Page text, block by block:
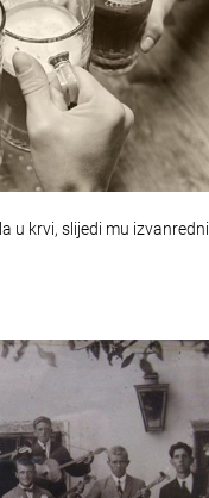
u krvi, slijedi mu izvanredni